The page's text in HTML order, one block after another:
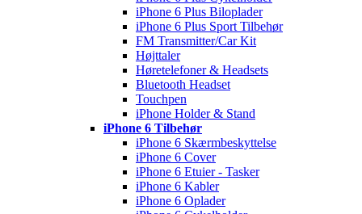
iPhone 6 Plus Biloplader
iPhone 6 Plus Sport Tilbehør
FM Transmitter/Car Kit
Højttaler
Høretelefoner & Headsets
Bluetooth Headset
Touchpen
iPhone Holder & Stand
iPhone 6 Tilbehør
iPhone 6 Skærmbeskyttelse
iPhone 6 Cover
iPhone 6 Etuier - Tasker
iPhone 6 Kabler
iPhone 6 Oplader